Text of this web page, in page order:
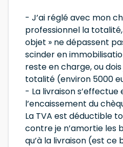
- J’ai réglé avec mon
professionnel la
objet » ne dépassent
scinder en
reste en charge, ou
totalité (environ 5000
- La livraison s’effectue
l’encaissement du
La TVA est déductible
contre je n’amortie les
qu’à la livraison (est ce